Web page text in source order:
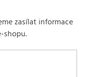
zasílat informace
shopu.